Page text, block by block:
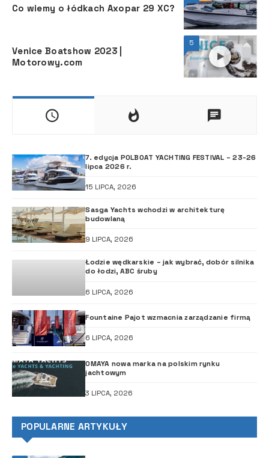
Co wiemy o łódkach Axopar 29 XC?
5
Venice Boatshow 2023 |
Motorowy.com
7. edycja POLBOAT YACHTING FESTIVAL – 23-26
lipca 2026 r.
15 LIPCA, 2026
Sasga Yachts wchodzi w architekturę
budowlaną
9 LIPCA, 2026
Łodzie wędkarskie – jak wybrać, dobór silnika
do łodzi, ABC śruby
6 LIPCA, 2026
Fountaine Pajot wzmacnia zarządzanie firmą
6 LIPCA, 2026
OMAYA nowa marka na polskim rynku
jachtowym
3 LIPCA, 2026
POPULARNE ARTYKUŁY